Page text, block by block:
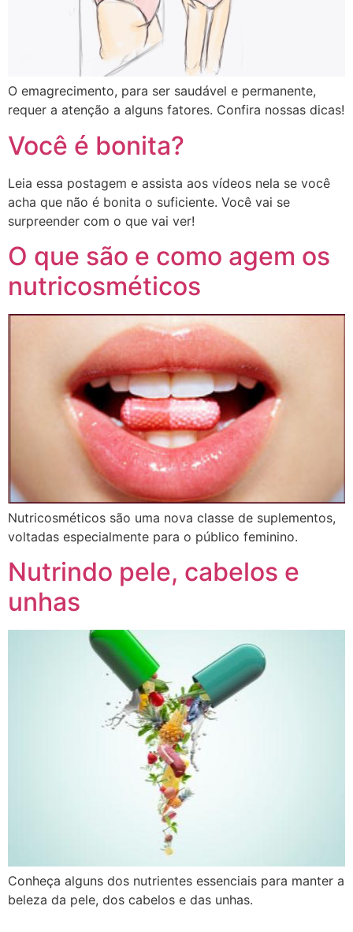
O emagrecimento, para ser saudável e permanente,
requer a atenção a alguns fatores. Confira nossas dicas!
Você é bonita?
Leia essa postagem e assista aos vídeos nela se você
acha que não é bonita o suficiente. Você vai se
surpreender com o que vai ver!
O que são e como agem os
nutricosméticos
Nutricosméticos são uma nova classe de suplementos,
voltadas especialmente para o público feminino.
Nutrindo pele, cabelos e
unhas
Conheça alguns dos nutrientes essenciais para manter a
beleza da pele, dos cabelos e das unhas.